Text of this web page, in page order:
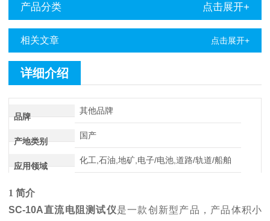
产品分类 点击展开+
相关文章 点击展开+
详细介绍
品牌
其他品牌
产地类别
国产
应用领域
化工,石油,地矿,电子/电池,道路/轨道/船舶
1 简介
SC-10A直流电阻测试仪是一款创新型产品，产品体积小